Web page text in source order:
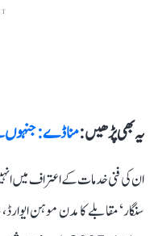
یہ بھی پڑھیں :منا ڈے: جنہوں نے